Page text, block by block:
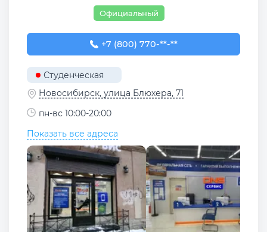
Официальный
+7 (800) 770-78-88
+7 (800) 770-**-**
Студенческая
Новосибирск, улица Блюхера, 71
пн-вс 10:00-20:00
Показать все адреса